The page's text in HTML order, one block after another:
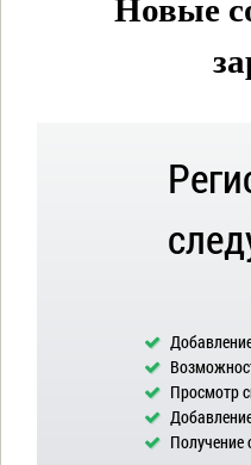
Новые
Просмотр
Получение